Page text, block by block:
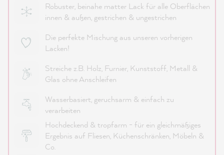
Robuster, beinahe matter Lack für alle Oberflächen
innen & außen, gestrichen & ungestrichen
Die perfekte Mischung aus unseren vorherigen
Lacken!
Streiche z.B. Holz, Furnier, Kunststoff, Metall &
Glas ohne Anschleifen
Wasserbasiert, geruchsarm & einfach zu
verarbeiten
Hochdeckend & tropfarm - für ein gleichmäßiges
Ergebnis auf Fliesen, Küchenschränken, Möbeln &
Co.